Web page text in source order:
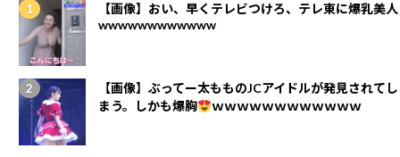
【画像】おい、早くテレビつけろ、テレ東に爆乳美人
wwwwwwwwwwww
【画像】ぶってー太もものJCアイドルが発見されてし
まう。しかも爆胸
ｗｗｗｗｗｗｗｗｗｗｗｗ